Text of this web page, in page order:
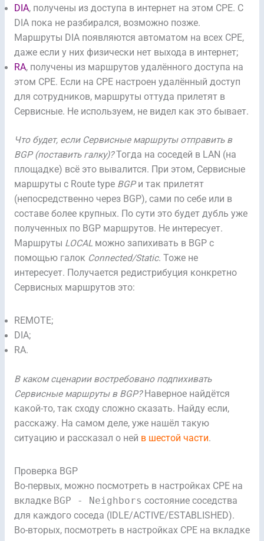
DIA, получены из доступа в интернет на этом CPE. С
DIA пока не разбирался, возможно позже.
Маршруты DIA появляются автоматом на всех CPE,
даже если у них физически нет выхода в интернет;
RA, получены из маршрутов удалённого доступа на
этом CPE. Если на CPE настроен удалённый доступ
для сотрудников, маршруты оттуда прилетят в
Сервисные. Не используем, не видел как это бывает.
Что будет, если Сервисные маршруты отправить в
BGP (поставить галку)?Тогда на соседей в LAN (на
площадке) всё это вывалится. При этом, Сервисные
маршруты с Route type BGPи так прилетят
(непосредственно через BGP), сами по себе или в
составе более крупных. По сути это будет дубль уже
полученных по BGP маршрутов. Не интересует.
Маршруты LOCALможно запихивать в BGP с
помощью галок Connected/Static. Тоже не
интересует. Получается редистрибуция конкретно
Сервисных маршрутов это:
REMOTE;
DIA;
RA.
В каком сценарии востребовано подпихивать
Сервисные маршруты в BGP?Наверное найдётся
какой-то, так сходу сложно сказать. Найду если,
расскажу. На самом деле, уже нашёл такую
ситуацию и рассказал о ней в шестой части.
Проверка BGP
Во-первых, можно посмотреть в настройках CPE на
вкладке BGP - Neighbors состояние соседства
для каждого соседа (IDLE/ACTIVE/ESTABLISHED).
Во-вторых, посмотреть в настройках CPE на вкладке